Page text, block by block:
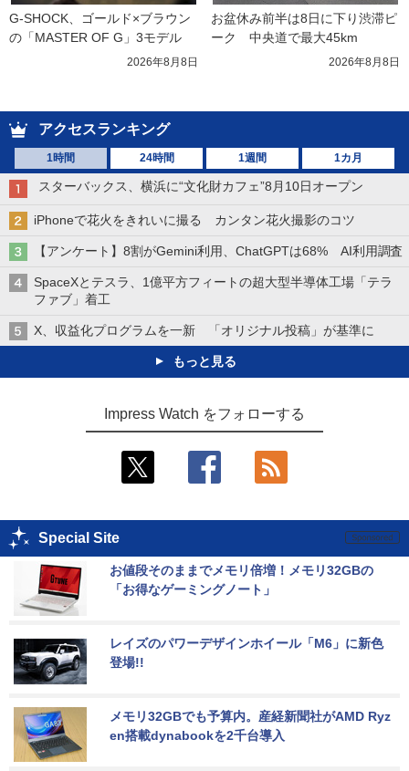
G-SHOCK、ゴールド×ブラウン
の「MASTER OF G」3モデル
2026年8月8日
お盆休み前半は8日に下り渋滞ピ
ーク　中央道で最大45km
2026年8月8日
アクセスランキング
1時間 24時間 1週間 1カ月
スターバックス、横浜に“文化財カフェ”8月10日オープン
iPhoneで花火をきれいに撮る カンタン花火撮影のコツ
【アンケート】8割がGemini利用、ChatGPTは68% AI利用調査
SpaceXとテスラ、1億平方フィートの超大型半導体工場「テラ
ファブ」着工
X、収益化プログラムを一新 「オリジナル投稿」が基準に
もっと見る
Impress Watch をフォローする
Special Site
お値段そのままでメモリ倍増！メモリ32GBの
「お得なゲーミングノート」
レイズのパワーデザインホイール「M6」に新色
登場!!
メモリ32GBでも予算内。産経新聞社がAMD Ryz
en搭載dynabookを2千台導入